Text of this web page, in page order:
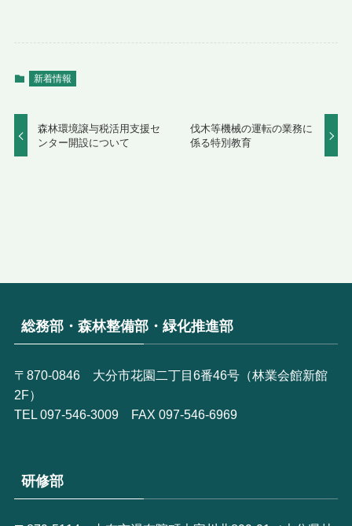
新着情報
森林環境譲与税活用支援セ
ンター開設について
伐木等機械の運転の業務に
係る特別教育
総務部・森林整備部・緑化推進部
〒870-0846 大分市花園二丁目6番46号（林業会館新館
2F）
TEL 097-546-3009 FAX 097-546-6969
研修部